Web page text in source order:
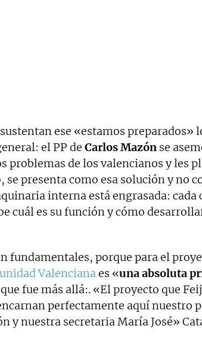
ese «estamos preparados»
el PP de Carlos Mazón se
problemas de los valencianos y les
se presenta como esa solución y no
interna está engrasada: cada
cuál es su función y cómo
fundamentales, porque para el
Valencianaes «una absoluta
fue más allá:. «El proyecto que
perfectamente aquí nuestro
y nuestra secretaria María José»